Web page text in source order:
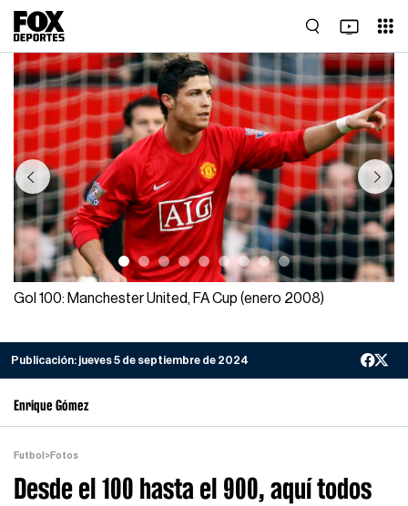
Previous Next
Gol 100: Manchester United, FA Cup (enero 2008)
Publicación: jueves 5 de septiembre de 2024
Enrique Gómez
Futbol >Fotos
Desde el 100 hasta el 900, aquí todos